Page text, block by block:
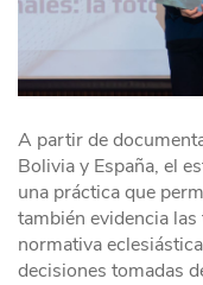
A partir de
Bolivia y España, el
una práctica que
también evidencia
normativa
decisiones tomadas